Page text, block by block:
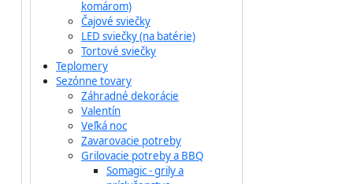
komárom)
Čajové sviečky
LED sviečky (na batérie)
Tortové sviečky
Teplomery
Sezónne tovary
Záhradné dekorácie
Valentín
Veľká noc
Zavarovacie potreby
Grilovacie potreby a BBQ
Somagic - grily a